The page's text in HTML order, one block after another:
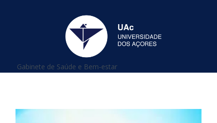
Está aqui
Gabinete de Saúde e Bem-estar